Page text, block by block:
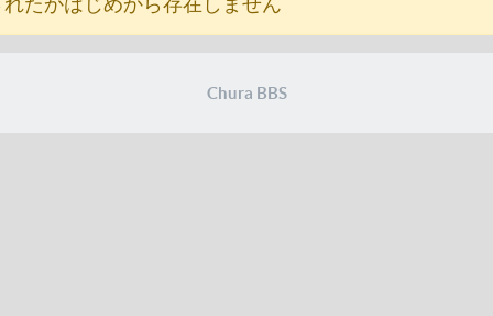
Chura BBS